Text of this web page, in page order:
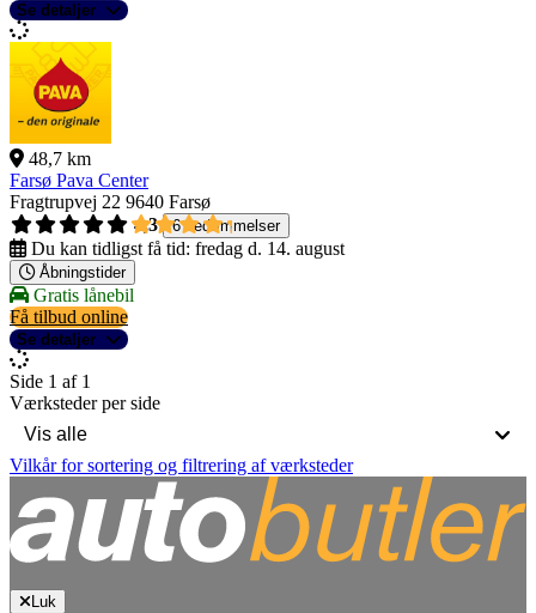
Se detaljer
48,7 km
Farsø Pava Center
Fragtrupvej 22 9640 Farsø
4,3
6 bedømmelser
Du kan tidligst få tid: fredag d. 14. august
Åbningstider
Gratis lånebil
Få tilbud online
Se detaljer
Side 1 af 1
Værksteder per side
Vilkår for sortering og filtrering af værksteder
Luk